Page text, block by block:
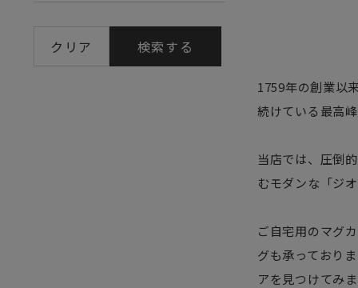
クリア 検索する
1759年の創業以
続けている最高
当店では、圧倒
むモダンな「ジ
ご自宅用のマグ
グも承っており
アを見つけてみ